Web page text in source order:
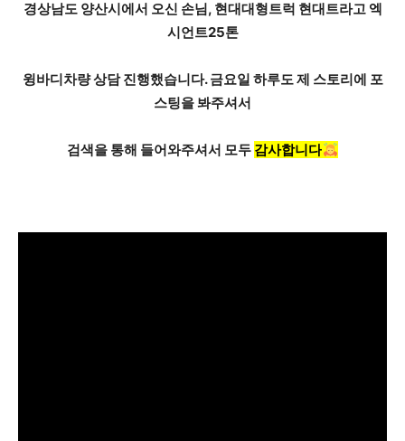
경상남도 양산시에서 오신 손님, 현대대형트럭 현대트라고 엑
시언트25톤
윙바디차량 상담 진행했습니다.금요일 하루도 제 스토리에 포
스팅을 봐주셔서
검색을 통해 들어와주셔서 모두 감사합니다